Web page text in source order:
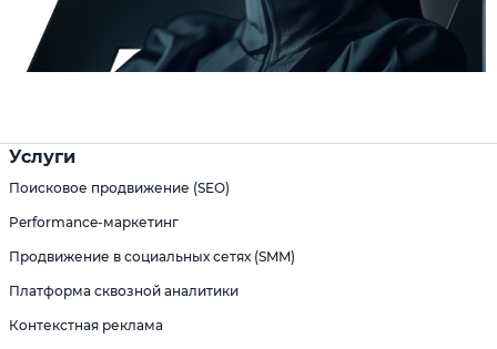
Услуги
Поисковое продвижение (SEO)
Performance-маркетинг
Продвижение в социальных сетях (SMM)
Платформа сквозной аналитики
Контекстная реклама